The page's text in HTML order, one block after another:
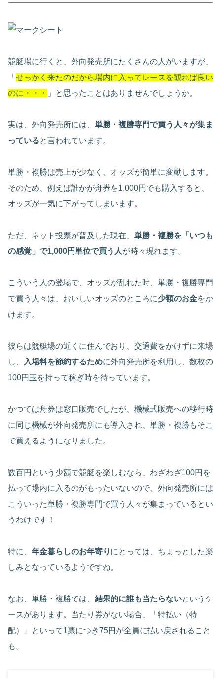
競艇場に行くと、外向発売所にたくさんの人がいますが、
「 せっかく来たのだから場内に入ってレースを観れば良い
のに・・・
」と思ったことはありませんでしょうか。
実は、外向発売所には、 単勝・複勝専門で買う人々が集ま
っていると言われています。
単勝・複勝は売上が少なく、オッズが簡単に変動します。
そのため、例えば誰かが舟券を1,000円でも購入すると、
オッズが一気に下がってしまいます。
ただ、ネット投票が普及した現在、 単勝・複勝を「いつも
の感覚」で1,000円単位で買う人が時々現れます。
こういう人の登場で、オッズが乱れた時、単勝・複勝専門
で買う人々は、おいしいオッズのところに少額のお金をか
けます。
彼らは競艇場の近くに住んでおり、交通費をかけずに来場
し、
入場料を節約するために外向発売所を利用し、数枚の
100円玉を持って稼ぎ時を待っています。
かつては舟券は窓口販売でしたが、機械式販売への移行時
に同じ機械が外向発売所にも導入され、単勝・複勝もそこ
で買えるようになりました。
数百円という少額で競艇を楽しむなら、わざわざ100円を
払って場内に入るのがもったいないので、外向発売所には
こういった単勝・複勝専門で買う人々が集まっているとい
うわけです！
特に、 年金暮らしのお年寄り にとっては、ちょっとした楽
しみとなっているようですね。
なお、単勝・複勝では、 結果的に誰も当たらないというケ
ースがあります。当たり券がない場合、「特払い（特
配）」といって1票につき75円が全員に払い戻されること
も。